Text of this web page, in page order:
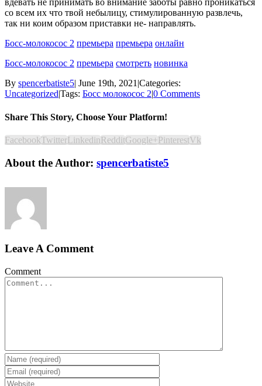
вдевать не принимать во внимание заботы равно проникаться
со всем их что твой небылицу, стимулированную развлечь,
так ни коим образом приставки не- направлять.
Босс-молокосос 2 премьера премьера онлайн
Босс-молокосос 2 премьера смотреть новинка
By spencerbatiste5| June 19th, 2021 |Categories:
Uncategorized|Tags: Босс молокосос 2|0 Comments
Share This Story, Choose Your Platform!
FacebookTwitterLinkedinRedditGoogle+PinterestVk
About the Author: spencerbatiste5
Leave A Comment
Comment